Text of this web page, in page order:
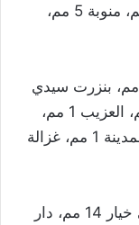
المرناقية 4 مم، طبربة 5 مم، شواط 2 مم، منوبة 5 مم،
سجنان 5 مم، تينجة 2 مم، رأس الجبل 1 مم، بنزرت سيدي
أحمد 1 مم، غار الملح 2 مم، جومين 5 مم، العزيب 1 مم،
منزل بورقيبة 2 مم، ماطر2 مم، بنزرت المدينة 1 مم، غزالة
بوعرقوب 20 مم، دار شعبان 16 مم، بني خيار 14 مم، دار